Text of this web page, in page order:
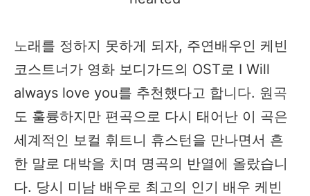
노래를 정하지 못하게 되자, 주연배우인 케빈
코스트너가 영화 보디가드의 OST로 I Will
always love you를 추천했다고 합니다. 원곡
도 훌륭하지만 편곡으로 다시 태어난 이 곡은
세계적인 보컬 휘트니 휴스턴을 만나면서 흔
한 말로 대박을 치며 명곡의 반열에 올랐습니
다. 당시 미남 배우로 최고의 인기 배우 케빈